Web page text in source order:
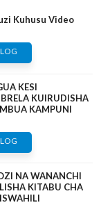
Kuhusu Video
KESI
KUIRUDISHA
KAMPUNI
NA WANANCHI
KITABU CHA